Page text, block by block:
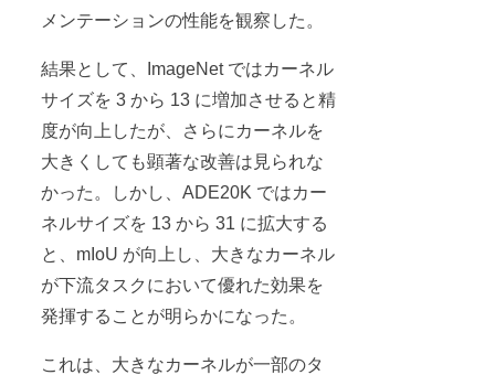
メンテーションの性能を観察した。
結果として、ImageNet ではカーネル
サイズを 3 から 13 に増加させると精
度が向上したが、さらにカーネルを
大きくしても顕著な改善は見られな
かった。しかし、ADE20K ではカー
ネルサイズを 13 から 31 に拡大する
と、mIoU が向上し、大きなカーネル
が下流タスクにおいて優れた効果を
発揮することが明らかになった。
これは、大きなカーネルが一部のタ